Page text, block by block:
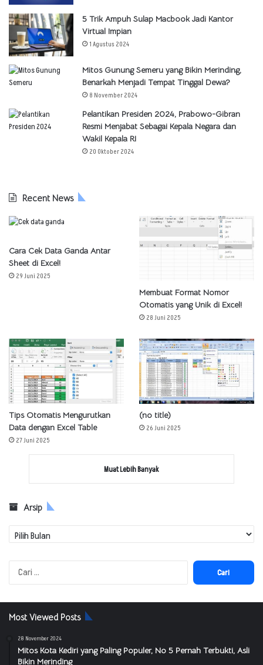
5 Trik Ampuh Sulap Macbook Jadi Kantor
Virtual Impian
1 Agustus 2024
Mitos Gunung Semeru yang Bikin Merinding,
Benarkah Menjadi Tempat Tinggal Dewa?
8 November 2024
Pelantikan Presiden 2024, Prabowo-Gibran
Resmi Menjabat Sebagai Kepala Negara dan
Wakil Kepala RI
20 Oktober 2024
Recent News
Cara Cek Data Ganda Antar
Sheet di Excel!
29 Juni 2025
Membuat Format Nomor
Otomatis yang Unik di Excel!
28 Juni 2025
Tips Otomatis Mengurutkan
Data dengan Excel Table
27 Juni 2025
(no title)
26 Juni 2025
Muat Lebih Banyak
Arsip
Cari
Most Viewed Posts
28 November 2024
Mitos Kota Kediri yang Paling Populer, No 5 Pernah Terbukti, Asli
Bikin Merinding